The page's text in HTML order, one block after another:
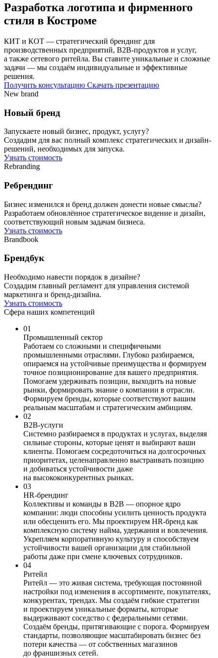
Разработка логотипа и фирменного
стиля в Костроме
КИТ и КОТ — стратегический брендинг для
производственных предприятий, В2В-продуктов и услуг,
а также сетевого ритейла. Вы ставите уникальные и сложные
задачи — мы создаём индивидуальные и эффективные
решения.
Получить консультацию Скачать презентацию
New brand
Новый бренд
Запускаете новый бизнес, продукт, услугу?
Создадим для вас полный комплекс стратегических и дизайн-
решений, необходимых для запуска.
Узнать стоимость
Rebranding
Ребрендинг
Бизнес изменился и бренд должен донести новые смыслы?
Разработаем обновлённое стратегическое видение и дизайн,
соответствующий новым задачам бизнеса.
Узнать стоимость
Brandbook
Брендбук
Необходимо навести порядок в дизайне?
Создадим главный регламент для управления системой
маркетинга и бренд-дизайна.
Узнать стоимость
Сфера наших компетенций
01
Промышленный сектор
Работаем со сложными и специфичными
промышленными отраслями. Глубоко разбираемся,
опираемся на устойчивые преимущества и формируем
точное позиционирование для вашего предприятия.
Помогаем удерживать позиции, выходить на новые
рынки, формировать знание о компании в отрасли.
Формируем бренды, которые соответствуют вашим
реальным масштабам и стратегическим амбициям.
02
B2B-услуги
Системно разбираемся в продуктах и услугах, выделяя
сильные стороны, которые ценят и выбирают ваши
клиенты. Помогаем сосредоточиться на долгосрочных
приоритетах, целенаправленно выстраивать позицию
и добиваться устойчивости даже
на высококонкурентных рынках.
03
HR-брендинг
Коллективы и команды в В2В — опорное ядро
компании: люди способны усилить ценность продукта
или обесценить его. Мы проектируем HR-бренд как
комплексную систему найма, удержания и вовлечения.
Укрепляем корпоративную культуру и способствуем
устойчивости вашей организации для стабильной
работы даже при смене ключевых сотрудников.
04
Ритейл
Ритейл — это живая система, требующая постоянной
настройки под изменения в ассортименте, покупателях,
конкурентах, трендах. Мы создаём гибкие стратегии
и проектируем уникальные форматы, которые
выдерживают соседство с федеральными сетями.
Создаём бренды, притягивающие с порога. Формируем
стандарты, позволяющие масштабировать бизнес без
потери качества — от собственных магазинов
до франшизных сетей.